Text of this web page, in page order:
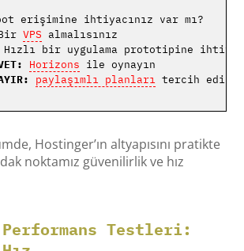
erişimine ihtiyacınız var mı?
VPS almalısınız
Hızlı bir uygulama prototipine
Horizons ile oynayın
paylaşımlı planları
Hostinger’ın altyapısını pratikte
noktamız güvenilirlik ve hız
Testleri: